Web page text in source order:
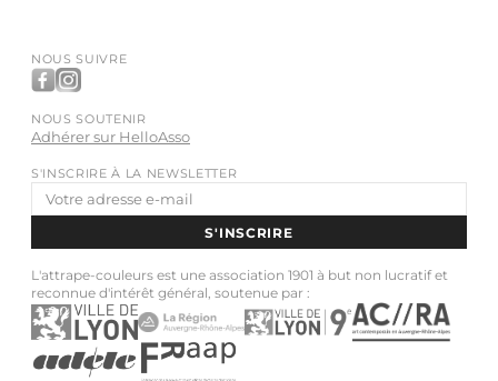
NOUS SUIVRE
NOUS SOUTENIR
Adhérer sur HelloAsso
S'INSCRIRE À LA NEWSLETTER
Adresse
e-
mail
S'INSCRIRE
L'attrape-couleurs est une association 1901 à but non lucratif et
reconnue d'intérêt général, soutenue par :